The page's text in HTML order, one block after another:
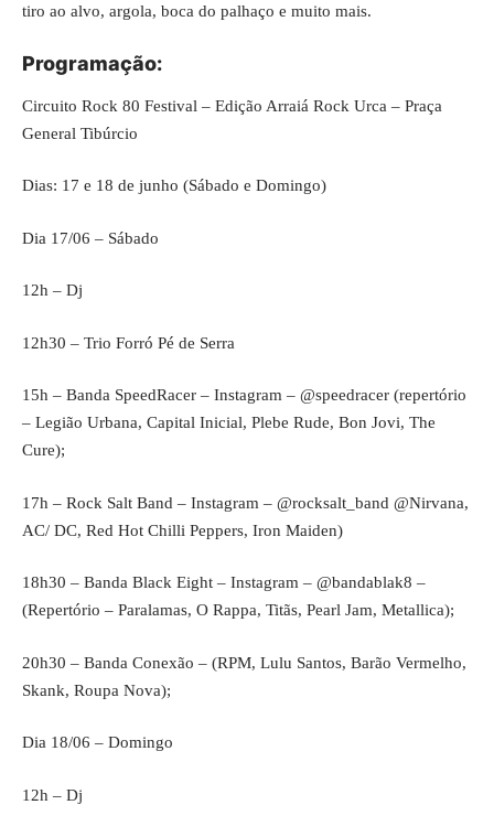
tiro ao alvo, argola, boca do palhaço e muito mais.
Programação:
Circuito Rock 80 Festival – Edição Arraiá Rock Urca – Praça
General Tibúrcio
Dias: 17 e 18 de junho (Sábado e Domingo)
Dia 17/06 – Sábado
12h – Dj
12h30 – Trio Forró Pé de Serra
15h – Banda SpeedRacer – Instagram – @speedracer (repertório
– Legião Urbana, Capital Inicial, Plebe Rude, Bon Jovi, The
Cure);
17h – Rock Salt Band – Instagram – @rocksalt_band @Nirvana,
AC/ DC, Red Hot Chilli Peppers, Iron Maiden)
18h30 – Banda Black Eight – Instagram – @bandablak8 –
(Repertório – Paralamas, O Rappa, Titãs, Pearl Jam, Metallica);
20h30 – Banda Conexão – (RPM, Lulu Santos, Barão Vermelho,
Skank, Roupa Nova);
Dia 18/06 – Domingo
12h – Dj